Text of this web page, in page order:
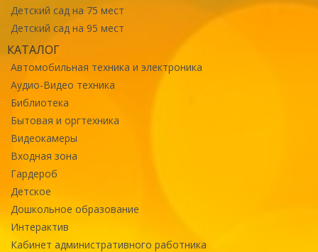
Детский сад на 75 мест
Детский сад на 95 мест
КАТАЛОГ
Автомобильная техника и электроника
Аудио-Видео техника
Библиотека
Бытовая и оргтехника
Видеокамеры
Входная зона
Гардероб
Детское
Дошкольное образование
Интерактив
Кабинет административного работника